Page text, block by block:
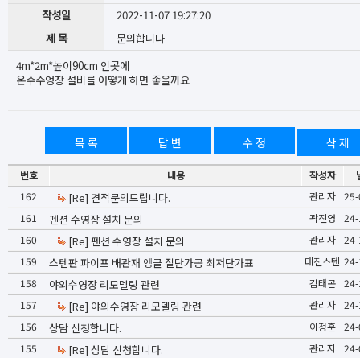
작성일
2022-11-07 19:27:20
제 목
문의합니다
4m*2m*높이90cm 인곳에
온수수엉장 설비를 어떻게 하면 좋을까요
목 록 답 변 수 정 삭 제
번호 내용 작성자
162
[Re] 견적문의드립니다. 관리자
161
펜션 수영장 설치 문의 곽진영
160
[Re] 펜션 수영장 설치 문의 관리자
159
스텐판 파이프 배관재 앵글 절단가공 최저단가표 대진스텐
158
야외수영장 리모델링 관련 김태곤
157
[Re] 야외수영장 리모델링 관련 관리자
156
상담 신청합니다. 이정훈
155
[Re] 상담 신청합니다. 관리자